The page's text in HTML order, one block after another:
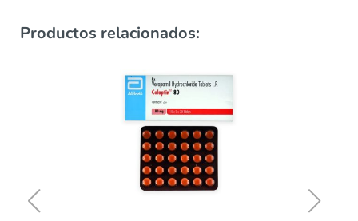
Productos relacionados: